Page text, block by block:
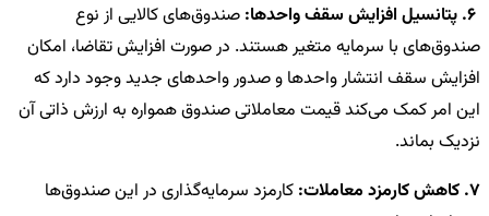
صندوق‌های کالایی از نوع
صندوق‌های با سرمایه متغیر هستند. در صورت افزایش تقاضا، امکان
افزایش سقف انتشار واحدها و صدور واحدهای جدید وجود دارد که
این امر کمک می‌کند قیمت معاملاتی صندوق همواره به ارزش ذاتی آن
نزدیک بماند.
7. کاهش کارمزد معاملات:
کارمزد سرمایه‌گذاری در این صندوق‌ها